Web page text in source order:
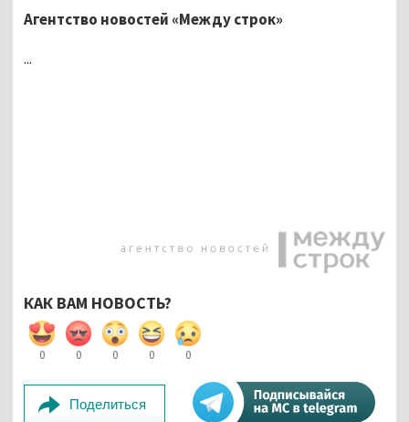
Агентство новостей «Между строк»
...
КАК ВАМ НОВОСТЬ?
0 0 0 0 0
Поделиться